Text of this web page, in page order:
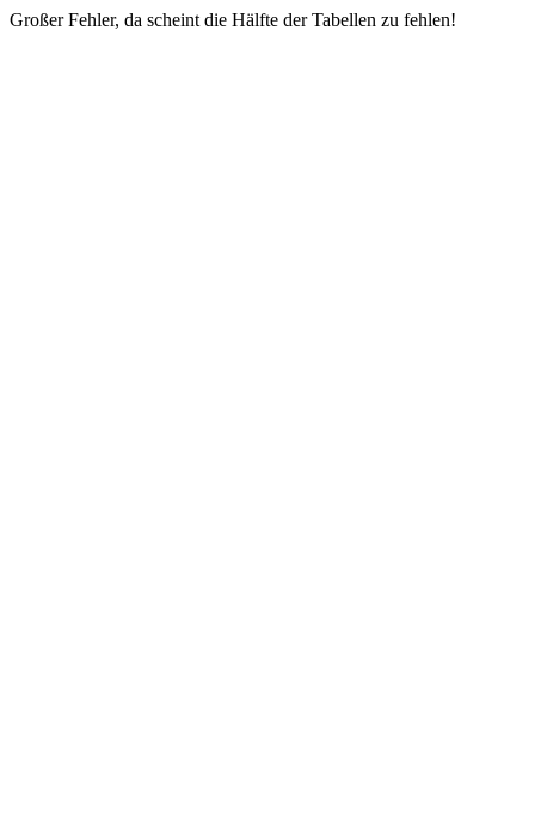
Großer Fehler, da scheint die Hälfte der Tabellen zu fehlen!